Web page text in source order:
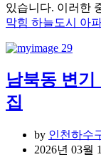
있습니다. 이러한
막힘 하늘도시 아
남북동 변기
집
by 인천하수
2026년 03월